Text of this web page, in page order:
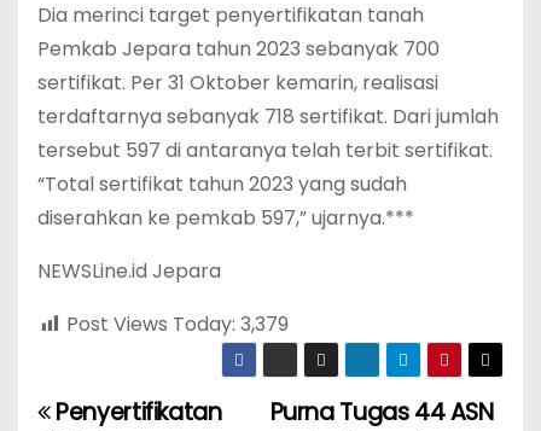
Dia merinci target penyertifikatan tanah
Pemkab Jepara tahun 2023 sebanyak 700
sertifikat. Per 31 Oktober kemarin, realisasi
terdaftarnya sebanyak 718 sertifikat. Dari jumlah
tersebut 597 di antaranya telah terbit sertifikat.
“Total sertifikat tahun 2023 yang sudah
diserahkan ke pemkab 597,” ujarnya.***
NEWSLine.id Jepara
Post Views Today: 3,379
P
Purna Tugas 44 ASN
Penyertifikatan